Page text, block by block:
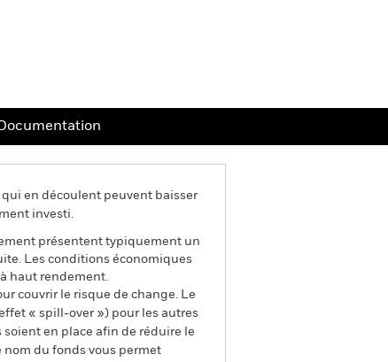
Documentation
en découlent peuvent baisser
investi.
présentent typiquement un
Les conditions économiques
haut rendement.
couvrir le risque de change. Le
« spill-over ») pour les autres
en place afin de réduire le
nom du fonds vous permet